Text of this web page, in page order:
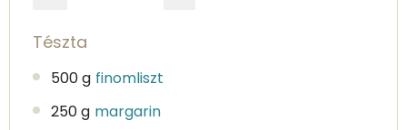
Tészta
500 g finomliszt
250 g margarin